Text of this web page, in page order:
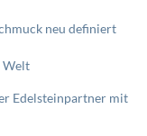
neu definiert
Welt
Edelsteinpartner mit